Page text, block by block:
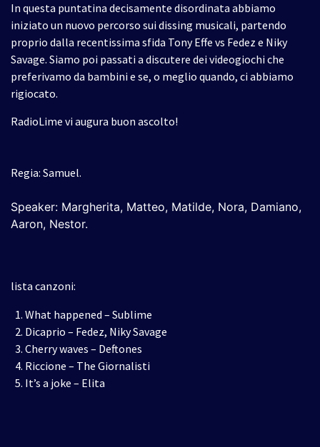
In questa puntatina decisamente disordinata abbiamo
iniziato un nuovo percorso sui dissing musicali, partendo
proprio dalla recentissima sfida Tony Effe vs Fedez e Niky
Savage. Siamo poi passati a discutere dei videogiochi che
preferivamo da bambini e se, o meglio quando, ci abbiamo
rigiocato.
RadioLime vi augura buon ascolto!
Regia: Samuel.
Speaker: Margherita, Matteo, Matilde, Nora, Damiano,
Aaron, Nestor.
lista canzoni:
What happened – Sublime
Dicaprio – Fedez, Niky Savage
Cherry waves – Deftones
Riccione – The Giornalisti
It’s a joke – Elita